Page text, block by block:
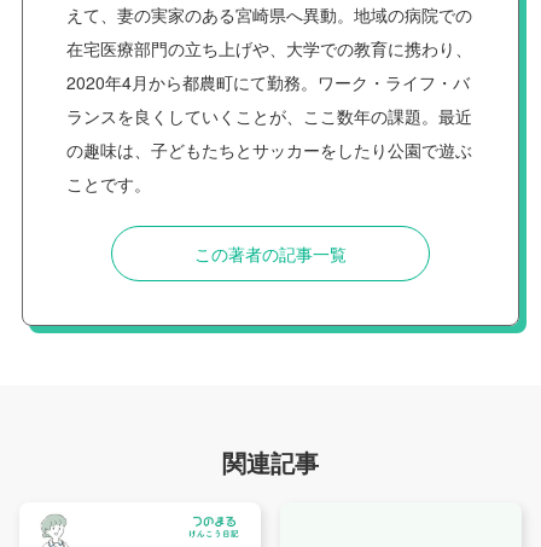
えて、妻の実家のある宮崎県へ異動。地域の病院での
在宅医療部門の立ち上げや、大学での教育に携わり、
2020年4月から都農町にて勤務。ワーク・ライフ・バ
ランスを良くしていくことが、ここ数年の課題。最近
の趣味は、子どもたちとサッカーをしたり公園で遊ぶ
ことです。
この著者の記事一覧
関連記事